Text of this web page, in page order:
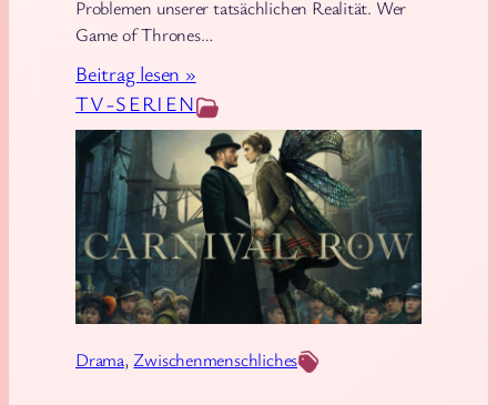
TV-SERIEN
Drama, Zwischenmenschliches
Problemen unserer tatsächlichen Realität. Wer
Game of Thrones…
Beitrag lesen »:
C
a
n
i
v
a
o